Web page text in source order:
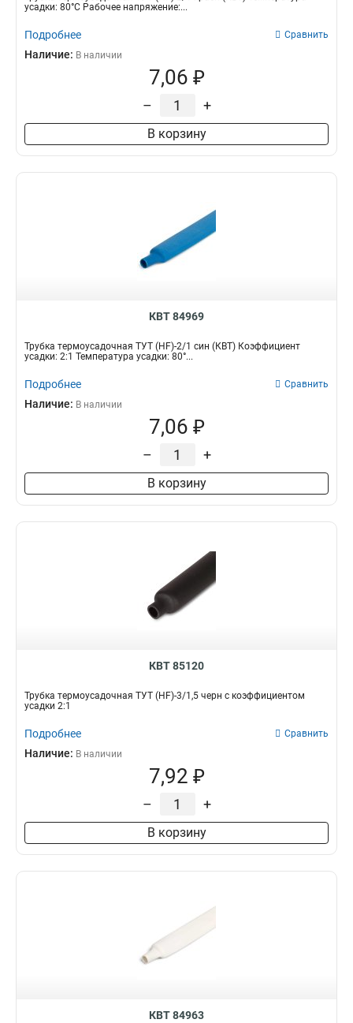
усадки: 80°С Рабочее напряжение:...
Подробнее Сравнить
Наличие: В наличии
7,06 ₽
– +
В корзину
КВТ 84969
Трубка термоусадочная ТУТ (HF)-2/1 син (КВТ) Коэффициент
усадки: 2:1 Температура усадки: 80°...
Подробнее Сравнить
Наличие: В наличии
7,06 ₽
– +
В корзину
КВТ 85120
Трубка термоусадочная ТУТ (HF)-3/1,5 черн с коэффициентом
усадки 2:1
Подробнее Сравнить
Наличие: В наличии
7,92 ₽
– +
В корзину
КВТ 84963